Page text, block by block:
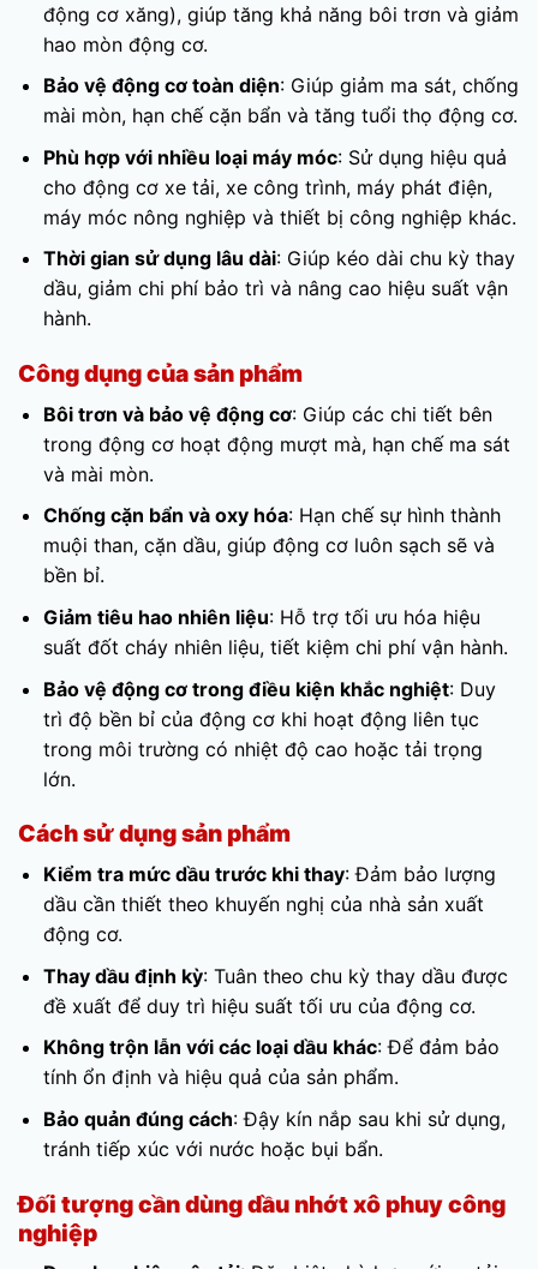
động cơ xăng), giúp tăng khả năng bôi trơn và giảm
hao mòn động cơ.
Bảo vệ động cơ toàn diện: Giúp giảm ma sát, chống
mài mòn, hạn chế cặn bẩn và tăng tuổi thọ động cơ.
Phù hợp với nhiều loại máy móc: Sử dụng hiệu quả
cho động cơ xe tải, xe công trình, máy phát điện,
máy móc nông nghiệp và thiết bị công nghiệp khác.
Thời gian sử dụng lâu dài: Giúp kéo dài chu kỳ thay
dầu, giảm chi phí bảo trì và nâng cao hiệu suất vận
hành.
Công dụng của sản phẩm
Bôi trơn và bảo vệ động cơ: Giúp các chi tiết bên
trong động cơ hoạt động mượt mà, hạn chế ma sát
và mài mòn.
Chống cặn bẩn và oxy hóa: Hạn chế sự hình thành
muội than, cặn dầu, giúp động cơ luôn sạch sẽ và
bền bỉ.
Giảm tiêu hao nhiên liệu: Hỗ trợ tối ưu hóa hiệu
suất đốt cháy nhiên liệu, tiết kiệm chi phí vận hành.
Bảo vệ động cơ trong điều kiện khắc nghiệt: Duy
trì độ bền bỉ của động cơ khi hoạt động liên tục
trong môi trường có nhiệt độ cao hoặc tải trọng
lớn.
Cách sử dụng sản phẩm
Kiểm tra mức dầu trước khi thay: Đảm bảo lượng
dầu cần thiết theo khuyến nghị của nhà sản xuất
động cơ.
Thay dầu định kỳ: Tuân theo chu kỳ thay dầu được
đề xuất để duy trì hiệu suất tối ưu của động cơ.
Không trộn lẫn với các loại dầu khác: Để đảm bảo
tính ổn định và hiệu quả của sản phẩm.
Bảo quản đúng cách: Đậy kín nắp sau khi sử dụng,
tránh tiếp xúc với nước hoặc bụi bẩn.
Đối tượng cần dùng dầu nhớt xô phuy công
nghiệp